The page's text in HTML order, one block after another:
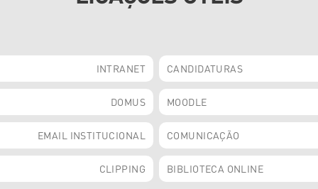
INTRANET CANDIDATURAS
DOMUS MOODLE
EMAIL INSTITUCIONAL COMUNICAÇÃO
CLIPPING BIBLIOTECA ONLINE